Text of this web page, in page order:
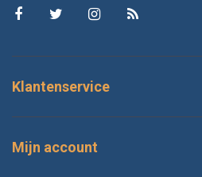
Klantenservice
Mijn account